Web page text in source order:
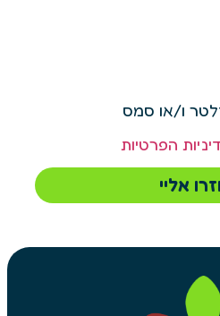
ו/או סמס
הפרטיות
אליי